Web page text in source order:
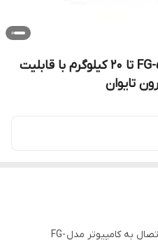
نیروسنج دیجیتال مدل FG-5005 تا 20 کیلوگرم با قابلیت
تایوان
با قابلیت اتصال به کامپیوتر مدل FG-